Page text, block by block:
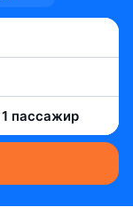
1 пассажир